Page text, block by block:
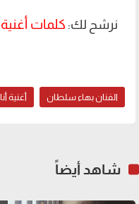
نرشح لك: كلمات
الفنان بهاء سلطان أغنية
شاهد أيضاً